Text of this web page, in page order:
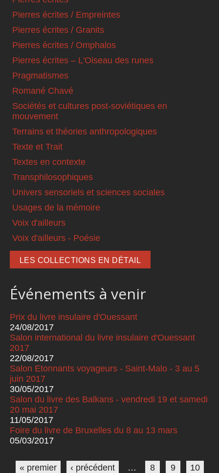
Pierres écrites / Empreintes
Pierres écrites / Granits
Pierres écrites / Omphalos
Pierres écrites – L'Oiseau des runes
Pragmatismes
Romané Chavé
Sociétés et cultures post-soviétiques en
mouvement
Terrains et théories anthropologiques
Texte et Trait
Textes en contexte
Transphilosophiques
Univers sensoriels et sciences sociales
Usages de la mémoire
Voix d'ailleurs
Voix d'ailleurs - Poésie
LES COLLECTIONS EN DÉTAIL
Événements à venir
Prix du livre insulaire d'Ouessant
24/08/2017
Salon international du livre insulaire d'Ouessant
2017
22/08/2017
Salon Etonnants voyageurs - Saint-Malo - 3 au 5
juin 2017
30/05/2017
Salon du livre des Balkans - vendredi 19 et samedi
20 mai 2017
11/05/2017
Foire du livre de Bruxelles du 8 au 13 mars
05/03/2017
Pages
« premier ‹ précédent … 8 9 10